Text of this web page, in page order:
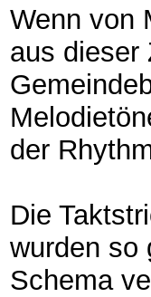
Wenn von
aus dieser
der
Die
wurden so
Schema